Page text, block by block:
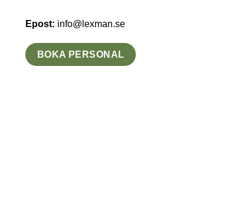
Epost: info@lexman.se
BOKA PERSONAL